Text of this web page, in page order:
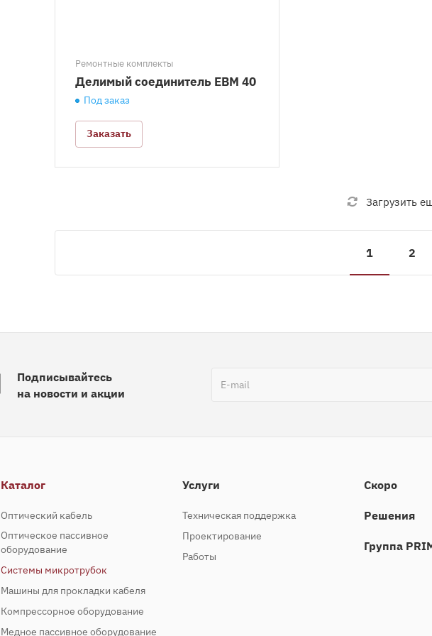
Ремонтные комплекты
Делимый соединитель EBM 40
Под заказ
Заказать
Загрузить
1 2
Подписывайтесь
на новости и акции
Каталог
Оптический кабель
Оптическое пассивное
оборудование
Системы микротрубок
Машины для прокладки кабеля
Компрессорное оборудование
Медное пассивное оборудование
Услуги
Техническая поддержка
Проектирование
Работы
Скоро
Решения
Группа